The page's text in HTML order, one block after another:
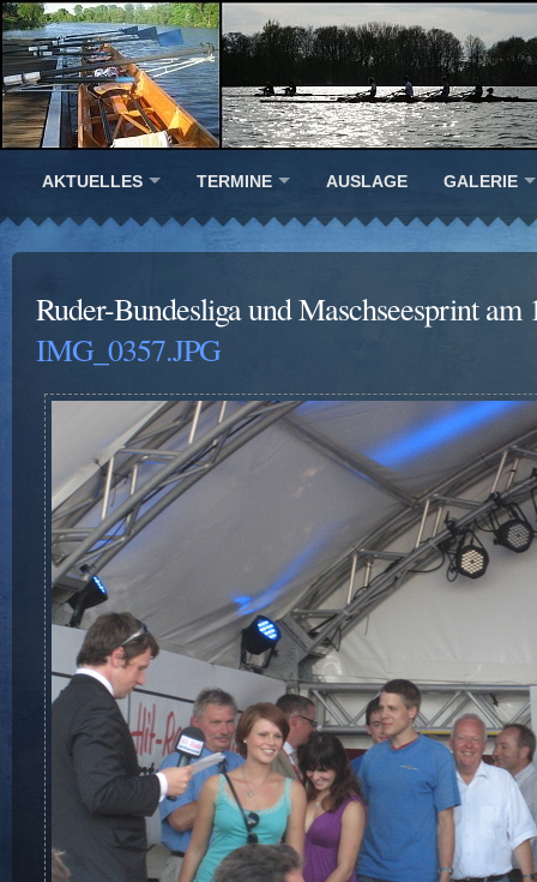
AKTUELLES TERMINE AUSLAGE GALERIE
Ruder-Bundesliga und Maschseesprint am
IMG_0357.JPG